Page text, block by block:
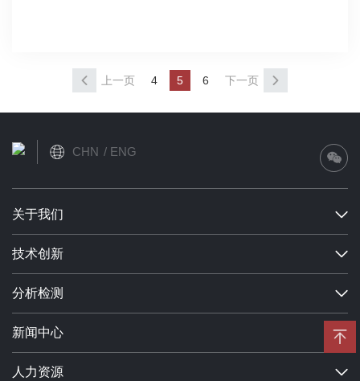
上一页 4 5 6 下一页
CHN ENG
关于我们
技术创新
分析检测
新闻中心
人力资源